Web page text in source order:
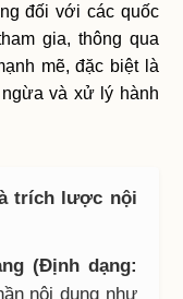
đối với các quốc
gia, thông qua
mẽ, đặc biệt là
và xử lý hành
trích lược nội
(Định dạng:
nội dung như